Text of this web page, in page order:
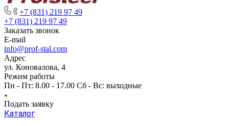
+7 (831) 219 97 49
+7 (831) 219 97 49
Заказать звонок
E-mail
info@prof-stal.com
Адрес
ул. Коновалова, 4
Режим работы
Пн - Пт: 8.00 - 17.00 Сб - Вс: выходные
Подать заявку
Каталог